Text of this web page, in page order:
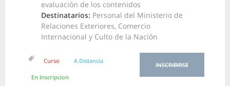
evaluación de los contenidos
Destinatarios: Personal del Ministerio de
Relaciones Exteriores, Comercio
Internacional y Culto de la Nación
INSCRIBIRSE
Curso A Distancia
En Inscripcion